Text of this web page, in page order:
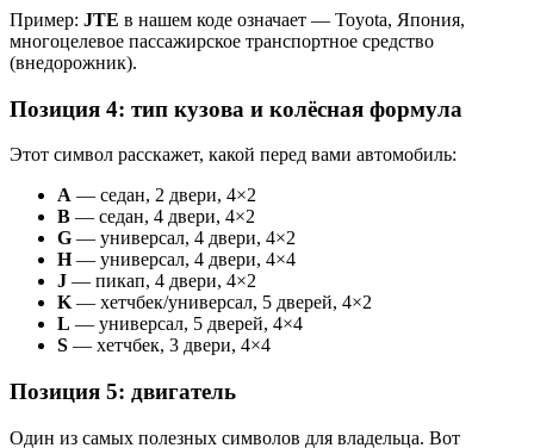
Пример: JTE в нашем коде означает — Toyota, Япония,
многоцелевое пассажирское транспортное средство
(внедорожник).
Позиция 4: тип кузова и колёсная формула
Этот символ расскажет, какой перед вами автомобиль:
A — седан, 2 двери, 4×2
B — седан, 4 двери, 4×2
G — универсал, 4 двери, 4×2
H— универсал, 4 двери, 4×4
J — пикап, 4 двери, 4×2
K — хетчбек/универсал, 5 дверей, 4×2
L — универсал, 5 дверей, 4×4
S — хетчбек, 3 двери, 4×4
Позиция 5: двигатель
Один из самых полезных символов для владельца. Вот